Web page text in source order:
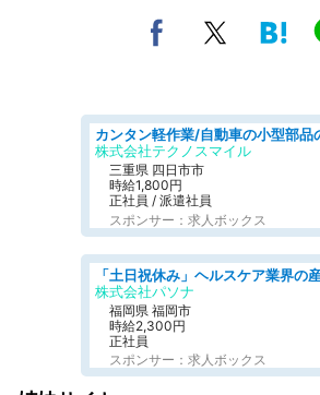
株式会社テクノスマイル
三重県 四日市市
時給1,800円
正社員 / 派遣社員
スポンサー：求人ボックス
株式会社パソナ
福岡県 福岡市
時給2,300円
正社員
スポンサー：求人ボックス